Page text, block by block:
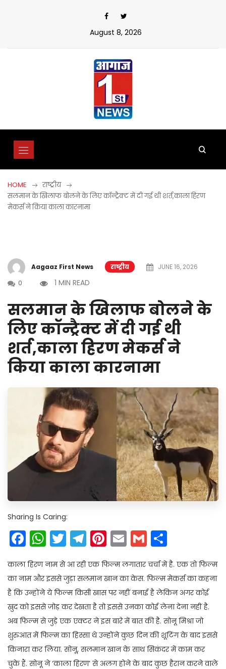
August 8, 2026
HOME
राष्ट्रीय
सलमान के खिलाफ बोलने के लिए कॉन्ट्रैक्ट में दी गई थी शर्त,काला हिरण
मेकर्स ने किया काला कारनामा
Aagaaz First News राष्ट्रीय
JUNE 16, 2026
0
1 MIN READ
सलमान के खिलाफ बोलने के
लिए कॉन्ट्रैक्ट में दी गई थी
शर्त,काला हिरण मेकर्स ने
किया काला कारनामा
Sharing Is Caring:
Facebook
WhatsApp
Twitter
Telegram
Pinterest
EmailGmail
काला हिरण नाम से आ रही एक फिल्म लगातार चर्चा में है. एक तो फिल्म
का नाम और इससे जुड़ा सलमान खान का केस. फिल्म मेकर्स का कहना
है कि उन्होंने ये फिल्म किसी खास पर नहीं बनाई है लेकिन अगर कोई
खुद को इससे जोड़ कर देखता है तो इससे उनका कोई लेना देना नहीं है.
अब फिल्म से जुड़े एक एक्टर ने इस बारे में बात की है. सोनू मिश्रा जो
शुरुआत में फिल्म का हिस्सा थे उन्होंने कुछ दिन की शूटिंग के बाद इससे
किनारा कर लिया. सोनू, सलमान खान के साथ सिकंदर में काम कर
चुके हैं. सोनू ने ‘काला हिरण’ से अलग होने के बाद कुछ हैरान करने वाले